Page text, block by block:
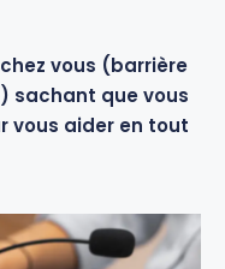
vous (barrière
sachant que vous
vous aider en tout